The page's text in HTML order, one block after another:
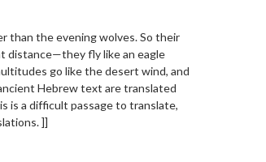
than the evening wolves. So their
distance—they fly like an eagle
go like the desert wind, and
Hebrew text are translated
is a difficult passage to translate,
]]